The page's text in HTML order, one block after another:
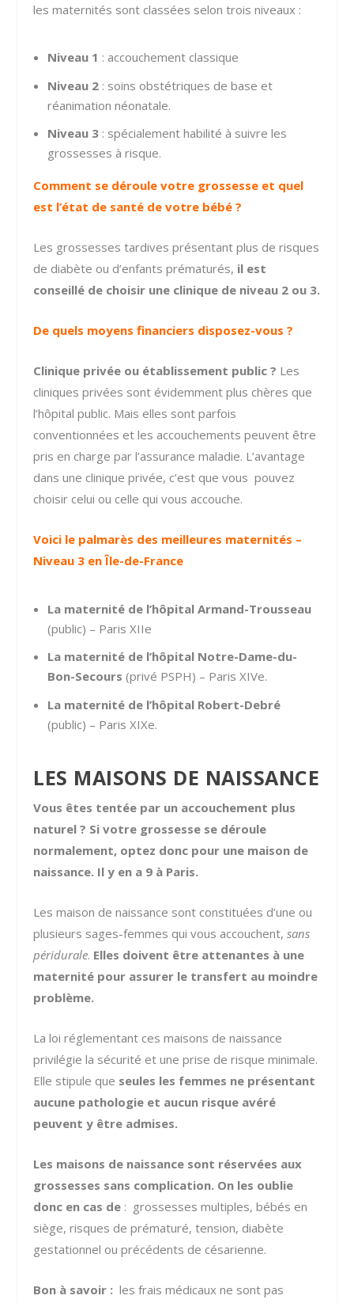
les maternités sont classées selon trois niveaux :
Niveau 1 : accouchement classique
Niveau 2 : soins obstétriques de base et
réanimation néonatale.
Niveau 3: spécialement habilité à suivre les
grossesses à risque.
Comment se déroule votre grossesse et quel
est l’état de santé de votre bébé ?
Les grossesses tardives présentant plus de risques
de diabète ou d’enfants prématurés, il est
conseillé de choisir une clinique de niveau 2 ou 3.
De quels moyens financiers disposez-vous ?
Clinique privée ou établissement public ? Les
cliniques privées sont évidemment plus chères que
l’hôpital public. Mais elles sont parfois
conventionnées et les accouchements peuvent être
pris en charge par l’assurance maladie. L’avantage
dans une clinique privée, c’est que vous pouvez
choisir celui ou celle qui vous accouche.
Voici le palmarès des meilleures maternités –
Niveau 3 en Île-de-France
La maternité de l’hôpital Armand-Trousseau
(public) – Paris XIIe
La maternité de l’hôpital Notre-Dame-du-
Bon-Secours (privé PSPH) – Paris XIVe.
La maternité de l’hôpital Robert-Debré
(public) – Paris XIXe.
LES MAISONS DE NAISSANCE
Vous êtes tentée par un accouchement plus
naturel ? Si votre grossesse se déroule
normalement, optez donc pour une maison de
naissance. Il y en a 9 à Paris.
Les maison de naissance sont constituées d’une ou
plusieurs sages-femmes qui vous accouchent,sans
péridurale. Elles doivent être attenantes à une
maternité pour assurer le transfert au moindre
problème.
La loi réglementant ces maisons de naissance
privilégie la sécurité et une prise de risque minimale.
Elle stipule que seules les femmes ne présentant
aucune pathologie et aucun risque avéré
peuvent y être admises.
Les maisons de naissance sont réservées aux
grossesses sans complication. On les oublie
donc en cas de : grossesses multiples, bébés en
siège, risques de prématuré, tension, diabète
gestationnel ou précédents de césarienne.
Bon à savoir : les frais médicaux ne sont pas